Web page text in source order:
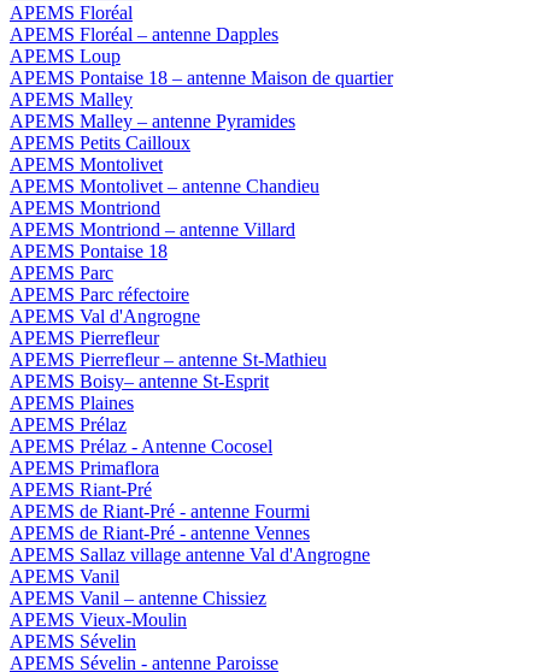
APEMS Floréal
APEMS Floréal – antenne Dapples
APEMS Loup
APEMS Pontaise 18 – antenne Maison de quartier
APEMS Malley
APEMS Malley – antenne Pyramides
APEMS Petits Cailloux
APEMS Montolivet
APEMS Montolivet – antenne Chandieu
APEMS Montriond
APEMS Montriond – antenne Villard
APEMS Pontaise 18
APEMS Parc
APEMS Parc réfectoire
APEMS Val d'Angrogne
APEMS Pierrefleur
APEMS Pierrefleur – antenne St-Mathieu
APEMS Boisy– antenne St-Esprit
APEMS Plaines
APEMS Prélaz
APEMS Prélaz - Antenne Cocosel
APEMS Primaflora
APEMS Riant-Pré
APEMS de Riant-Pré - antenne Fourmi
APEMS de Riant-Pré - antenne Vennes
APEMS Sallaz village antenne Val d'Angrogne
APEMS Vanil
APEMS Vanil – antenne Chissiez
APEMS Vieux-Moulin
APEMS Sévelin
APEMS Sévelin - antenne Paroisse